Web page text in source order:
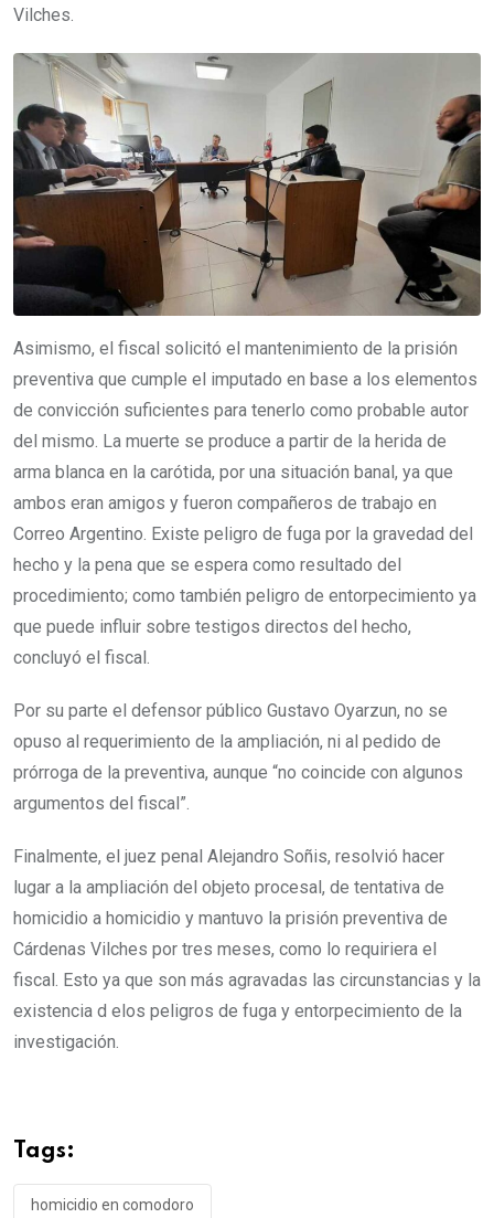
Vilches.
Asimismo, el fiscal solicitó el mantenimiento de la prisión
preventiva que cumple el imputado en base a los elementos
de convicción suficientes para tenerlo como probable autor
del mismo. La muerte se produce a partir de la herida de
arma blanca en la carótida, por una situación banal, ya que
ambos eran amigos y fueron compañeros de trabajo en
Correo Argentino. Existe peligro de fuga por la gravedad del
hecho y la pena que se espera como resultado del
procedimiento; como también peligro de entorpecimiento ya
que puede influir sobre testigos directos del hecho,
concluyó el fiscal.
Por su parte el defensor público Gustavo Oyarzun, no se
opuso al requerimiento de la ampliación, ni al pedido de
prórroga de la preventiva, aunque “no coincide con algunos
argumentos del fiscal”.
Finalmente, el juez penal Alejandro Soñis, resolvió hacer
lugar a la ampliación del objeto procesal, de tentativa de
homicidio a homicidio y mantuvo la prisión preventiva de
Cárdenas Vilches por tres meses, como lo requiriera el
fiscal. Esto ya que son más agravadas las circunstancias y la
existencia d elos peligros de fuga y entorpecimiento de la
investigación.
Tags:
homicidio en comodoro